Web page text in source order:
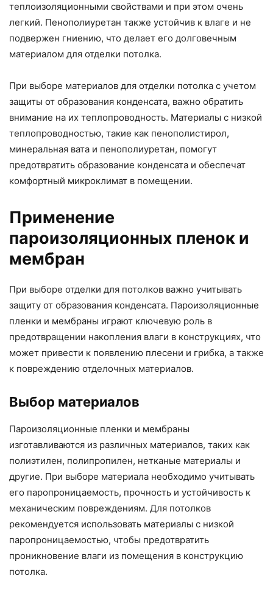
теплоизоляционными свойствами и при этом очень
легкий. Пенополиуретан также устойчив к влаге и не
подвержен гниению, что делает его долговечным
материалом для отделки потолка.
При выборе материалов для отделки потолка с учетом
защиты от образования конденсата, важно обратить
внимание на их теплопроводность. Материалы с низкой
теплопроводностью, такие как пенополистирол,
минеральная вата и пенополиуретан, помогут
предотвратить образование конденсата и обеспечат
комфортный микроклимат в помещении.
Применение
пароизоляционных пленок и
мембран
При выборе отделки для потолков важно учитывать
защиту от образования конденсата. Пароизоляционные
пленки и мембраны играют ключевую роль в
предотвращении накопления влаги в конструкциях, что
может привести к появлению плесени и грибка, а также
к повреждению отделочных материалов.
Выбор материалов
Пароизоляционные пленки и мембраны
изготавливаются из различных материалов, таких как
полиэтилен, полипропилен, нетканые материалы и
другие. При выборе материала необходимо учитывать
его паропроницаемость, прочность и устойчивость к
механическим повреждениям. Для потолков
рекомендуется использовать материалы с низкой
паропроницаемостью, чтобы предотвратить
проникновение влаги из помещения в конструкцию
потолка.